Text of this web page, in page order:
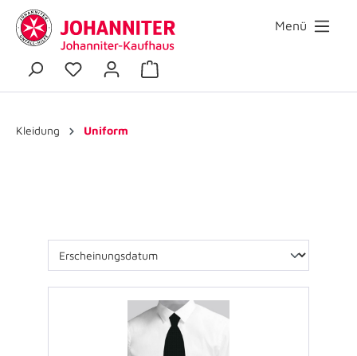
Menü
Kleidung Uniform